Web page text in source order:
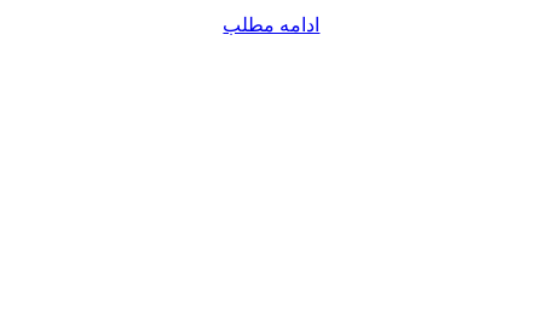
ادامه مطلب